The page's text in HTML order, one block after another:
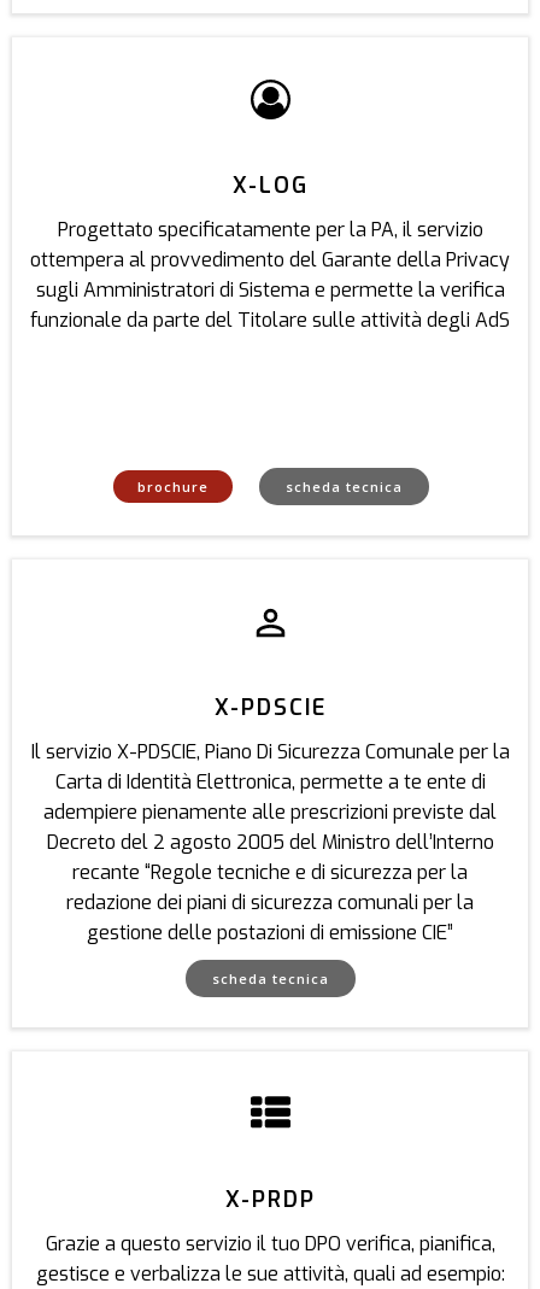
X-LOG
Progettato specificatamente per la PA, il servizio
ottempera al provvedimento del Garante della Privacy
sugli Amministratori di Sistema e permette la verifica
funzionale da parte del Titolare sulle attività degli AdS
brochure scheda tecnica
X-PDSCIE
Il servizio X-PDSCIE, Piano Di Sicurezza Comunale per la
Carta di Identità Elettronica, permette a te ente di
adempiere pienamente alle prescrizioni previste dal
Decreto del 2 agosto 2005 del Ministro dell’Interno
recante “Regole tecniche e di sicurezza per la
redazione dei piani di sicurezza comunali per la
gestione delle postazioni di emissione CIE”
scheda tecnica
X-PRDP
Grazie a questo servizio il tuo DPO verifica, pianifica,
gestisce e verbalizza le sue attività, quali ad esempio: